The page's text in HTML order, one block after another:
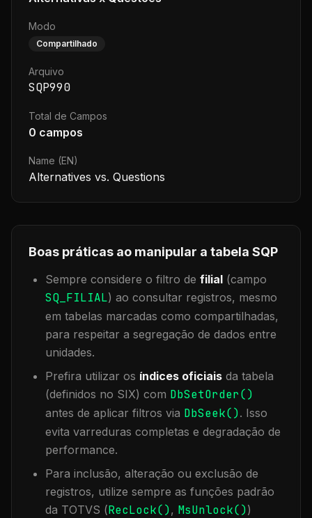
Modo
Compartilhado
Arquivo
SQP990
Total de Campos
0 campos
Name (EN)
Alternatives vs. Questions
Boas práticas ao manipular a tabela SQP
Sempre considere o filtro de filial (campo
SQ_FILIAL) ao consultar registros, mesmo
em tabelas marcadas como compartilhadas,
para respeitar a segregação de dados entre
unidades.
Prefira utilizar os índices oficiais da tabela
(definidos no SIX) com DbSetOrder()
antes de aplicar filtros via DbSeek(). Isso
evita varreduras completas e degradação de
performance.
Para inclusão, alteração ou exclusão de
registros, utilize sempre as funções padrão
da TOTVS (RecLock(), MsUnlock())